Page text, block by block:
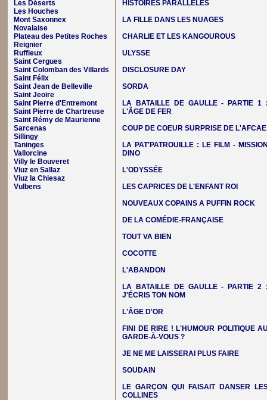
Les Déserts
Les Houches
Mont Saxonnex
Novalaise
Plateau des Petites Roches
Reignier
Ruffieux
Saint Cergues
Saint Colomban des Villards
Saint Félix
Saint Jean de Belleville
Saint Jeoire
Saint Pierre d'Entremont
Saint Pierre de Chartreuse
Saint Rémy de Maurienne
Sarcenas
Sillingy
Taninges
Vallorcine
Villy le Bouveret
Viuz en Sallaz
Viuz la Chiesaz
Vulbens
HISTOIRES PARALLÈLES
LA FILLE DANS LES NUAGES
CHARLIE ET LES KANGOUROUS
ULYSSE
DISCLOSURE DAY
SORDA
LA BATAILLE DE GAULLE - PARTIE 1
L'ÂGE DE FER
COUP DE COEUR SURPRISE DE L'AFCAE
LA PAT'PATROUILLE : LE FILM -
DINO
L'ODYSSÉE
LES CAPRICES DE L'ENFANT ROI
NOUVEAUX COPAINS A PUFFIN ROCK
DE LA COMÉDIE-FRANÇAISE
TOUT VA BIEN
COCOTTE
L'ABANDON
LA BATAILLE DE GAULLE - PARTIE 2
J'ÉCRIS TON NOM
L'ÂGE D'OR
FINI DE RIRE ! L'HUMOUR POLITIQUE
GARDE-À-VOUS ?
JE NE ME LAISSERAI PLUS FAIRE
SOUDAIN
LE GARÇON QUI FAISAIT DANSER
COLLINES